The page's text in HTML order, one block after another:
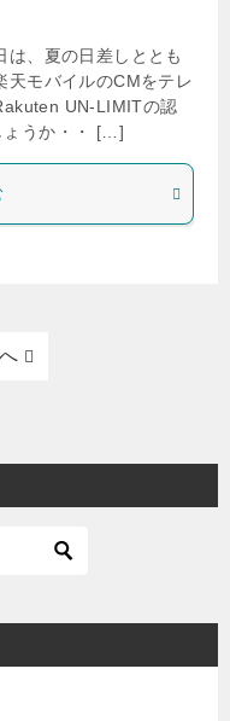
は、夏の日差しととも
天モバイルのCMをテレ
UN-LIMITの認
ょうか・・ […]